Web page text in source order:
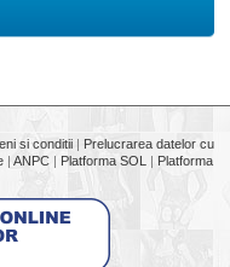
si conditii | Prelucrarea datelor cu
| ANPC | Platforma SOL | Platforma